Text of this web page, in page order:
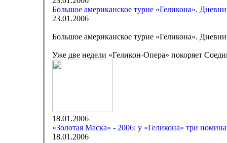
Большое американское турне «Геликона».
23.01.2006
Большое американское турне «Геликона».
Уже две недели «Геликон-Опера» покоряет
18.01.2006
«Золотая Маска» - 2006: у «Геликона» три
18.01.2006